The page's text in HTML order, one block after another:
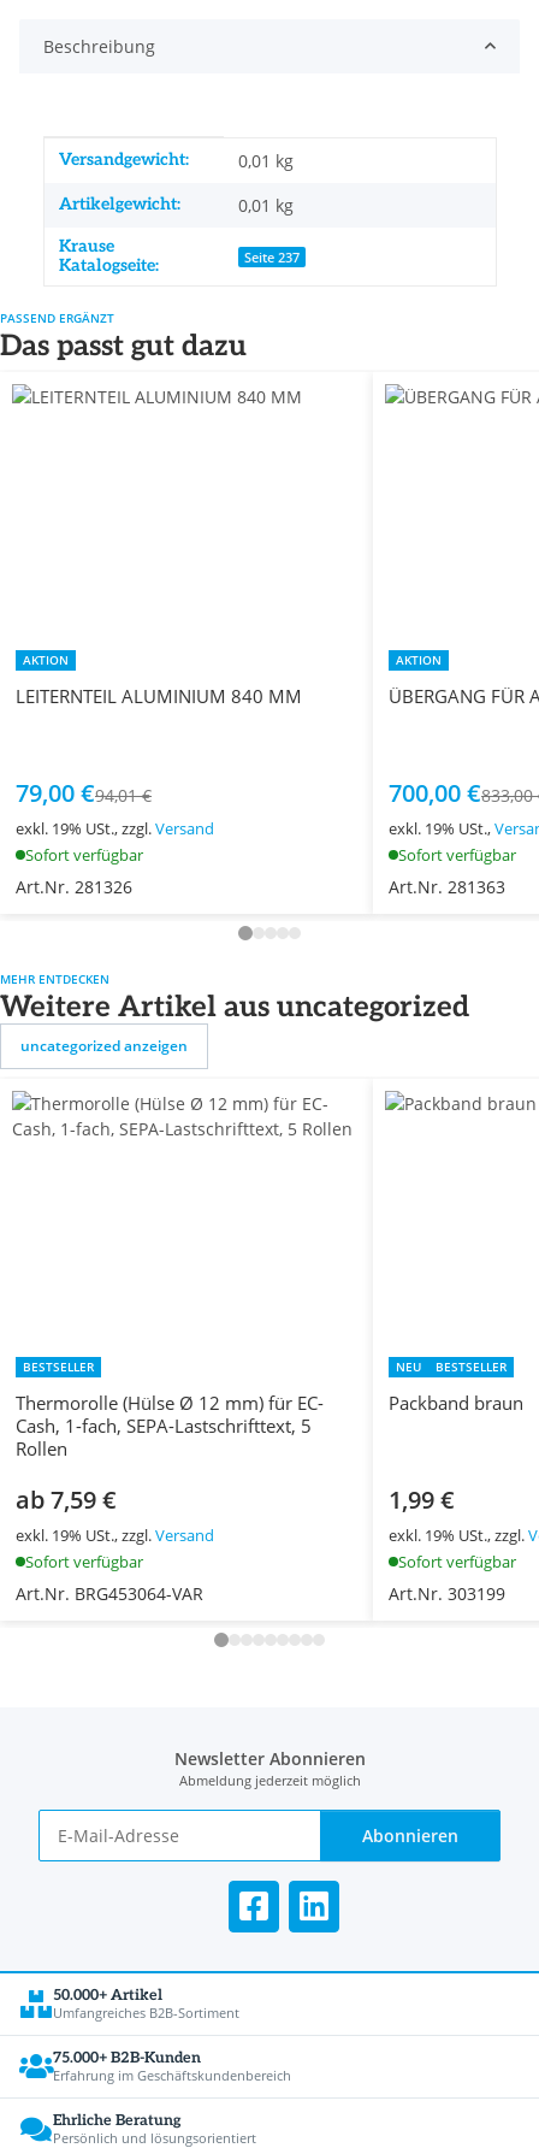
Beschreibung
Produkteigenschaft
Wert
Versandgewicht: 0,01 kg
Artikelgewicht: 0,01 kg
Krause
Katalogseite:
Seite 237
PASSEND ERGÄNZT
Das passt gut dazu
AKTION
LEITERNTEIL ALUMINIUM 840 MM
79,00 €94,01 €
exkl. 19% USt., zzgl.Versand
Sofort verfügbar
Art.Nr. 281326
AKTION
ÜBERGANG
700,00 €833,00
exkl. 19% USt.,
Sofort verfügbar
Art.Nr. 281363
MEHR ENTDECKEN
Weitere Artikel aus uncategorized
uncategorized anzeigen
BESTSELLER
Thermorolle (Hülse Ø 12 mm) für EC-
Cash, 1-fach, SEPA-Lastschrifttext, 5
Rollen
ab 7,59 €
exkl. 19% USt., zzgl.Versand
Sofort verfügbar
Art.Nr. BRG453064-VAR
NEU BESTSELLER
Packband braun
1,99 €
exkl. 19% USt., zzgl.
Sofort verfügbar
Art.Nr. 303199
Newsletter Abonnieren
Abmeldung jederzeit möglich
Abonnieren
50.000+ Artikel
Umfangreiches B2B-Sortiment
75.000+ B2B-Kunden
Erfahrung im Geschäftskundenbereich
Ehrliche Beratung
Persönlich und lösungsorientiert